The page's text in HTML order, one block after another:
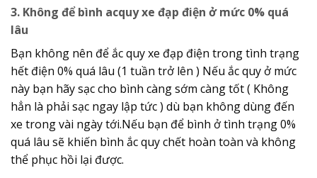
3. Không để bình acquy xe đạp điện ở mức 0% quá
lâu
Bạn không nên để ắc quy xe đạp điện trong tình trạng
hết điện 0% quá lâu (1 tuần trở lên ) Nếu ắc quy ở mức
này bạn hãy sạc cho bình càng sớm càng tốt ( Không
hẳn là phải sạc ngay lập tức ) dù bạn không dùng đến
xe trong vài ngày tới.Nếu bạn để bình ở tình trạng 0%
quá lâu sẽ khiến bình ắc quy chết hoàn toàn và không
thể phục hồi lại được.